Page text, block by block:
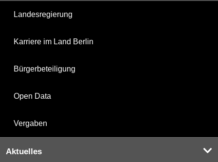
Landesregierung
Karriere im Land Berlin
Bürgerbeteiligung
Open Data
Vergaben
Aktuelles